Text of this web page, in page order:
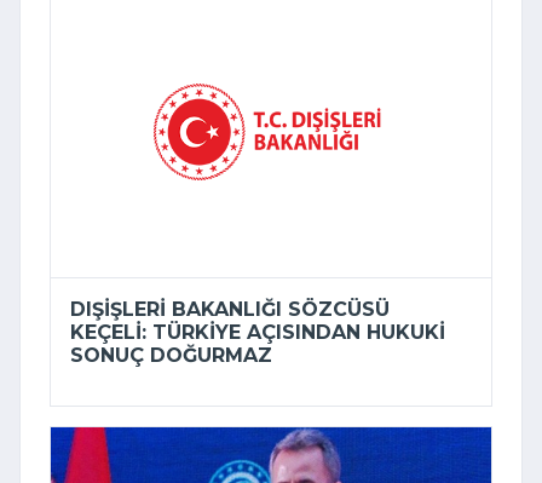
DIŞIŞLERI BAKANLIĞI SÖZCÜSÜ
KEÇELI: TÜRKIYE AÇISINDAN HUKUKI
SONUÇ DOĞURMAZ